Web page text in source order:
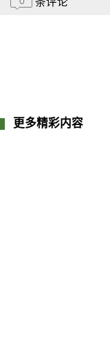
更多精彩内容